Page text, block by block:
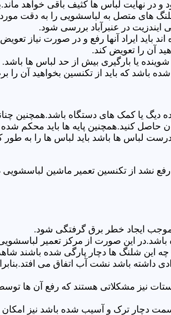
نهایت لباس ها کثیف باقی خواهد
های متصل به لباسشویی را به دقت
در عنبرآباد بررسی شود.
باید ایراد آنها رفع و در صورت نیاز
آن را تعویض کند.
یا بارگیری بیش از حد لباس ها باشد.
که باید از تکنسین بخواهید آن را
دیگ یا کمک های دستگاه باشد.همچنین
حاصل کنید.همچنین پایه ها باید محکم
لباس ها باشد باید لباس ها را به
نشد از تکنسین تعمیر ماشین لباسشویی
ایجاد خطر برق گرفتگی شود.
این صورت از مرکز تعمیر لباسشویی
این شلنگ ها دچار پارگی شده باشند
داشته باشد نشت آب اتفاق می
نیز مشکلاتی هستند که رفع آن ها
دچار ترک و آسیب شده باشد نیز